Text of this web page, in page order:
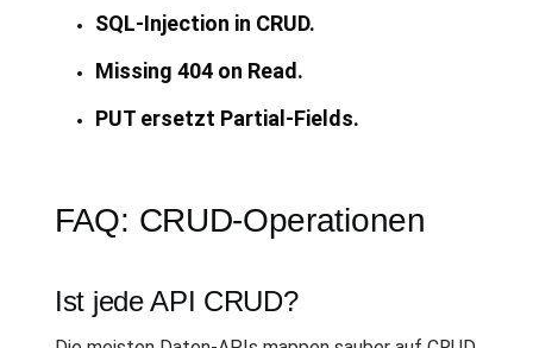
SQL-Injection in CRUD.
Missing 404 on Read.
PUT ersetzt Partial-Fields.
FAQ: CRUD-Operationen
Ist jede API CRUD?